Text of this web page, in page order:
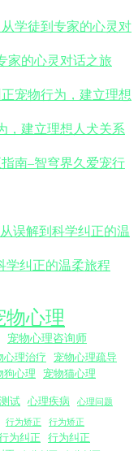
家的心灵对话之旅
，建立理想人犬关系
学纠正的温柔旅程
物心理
宠物心理咨询师
心理治疗
宠物心理疏导
狗心理 宠物猫心理
试 心理疾病 心理问题
行为矫正 行为矫正
为纠正
行为纠正